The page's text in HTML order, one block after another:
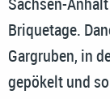
Briquetage.
Gargruben, in
gepökelt und